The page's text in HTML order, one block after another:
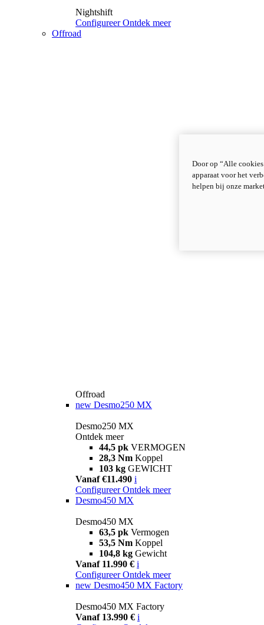
Nightshift
Configureer Ontdek meer
Offroad
Offroad
new Desmo250 MX
Desmo250 MX
Ontdek meer
44,5 pk VERMOGEN
28,3 Nm Koppel
103 kg GEWICHT
Vanaf €11.490 i
Configureer Ontdek meer
Desmo450 MX
Desmo450 MX
63,5 pk Vermogen
53,5 Nm Koppel
104,8 kg Gewicht
Vanaf 11.990 € i
Configureer Ontdek meer
new Desmo450 MX Factory
Desmo450 MX Factory
Vanaf 13.990 € i
Door op “Alle
apparaat voor het
helpen bij onze